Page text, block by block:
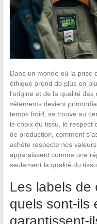
Dans un monde où la prise
éthique prend de plus en
l’origine et de la qualité
vêtements devient
temps froid, se trouve au
le choix du tissu, le respect
de production, comment
achète respecte nos
apparaissent comme une
seulement la qualité du
Les labels de
quels sont-ils
garantissent-